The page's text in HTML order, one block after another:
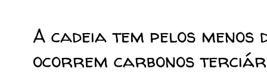
A cadeia tem pelos menos
ocorrem carbonos